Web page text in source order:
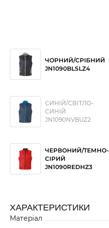
ЧОРНИЙ/СРІБНИЙ
JN1090BLSLZ4
СИНІЙ/СВІТЛО-
СИНІЙ
JN1090NVBUZ2
ЧЕРВОНИЙ/ТЕМНО-
СІРИЙ
JN1090REDHZ3
ХАРАКТЕРИСТИКИ
Матеріал